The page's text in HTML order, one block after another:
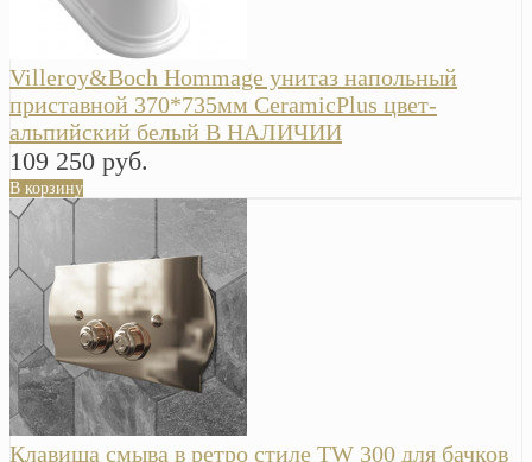
Villeroy&Boch Hommage унитаз напольный
приставной 370*735мм CeramicPlus цвет-
альпийский белый В НАЛИЧИИ
109 250 руб.
В корзину
Клавиша смыва в ретро стиле TW 300 для бачков